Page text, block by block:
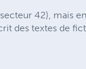
42), mais
des textes de